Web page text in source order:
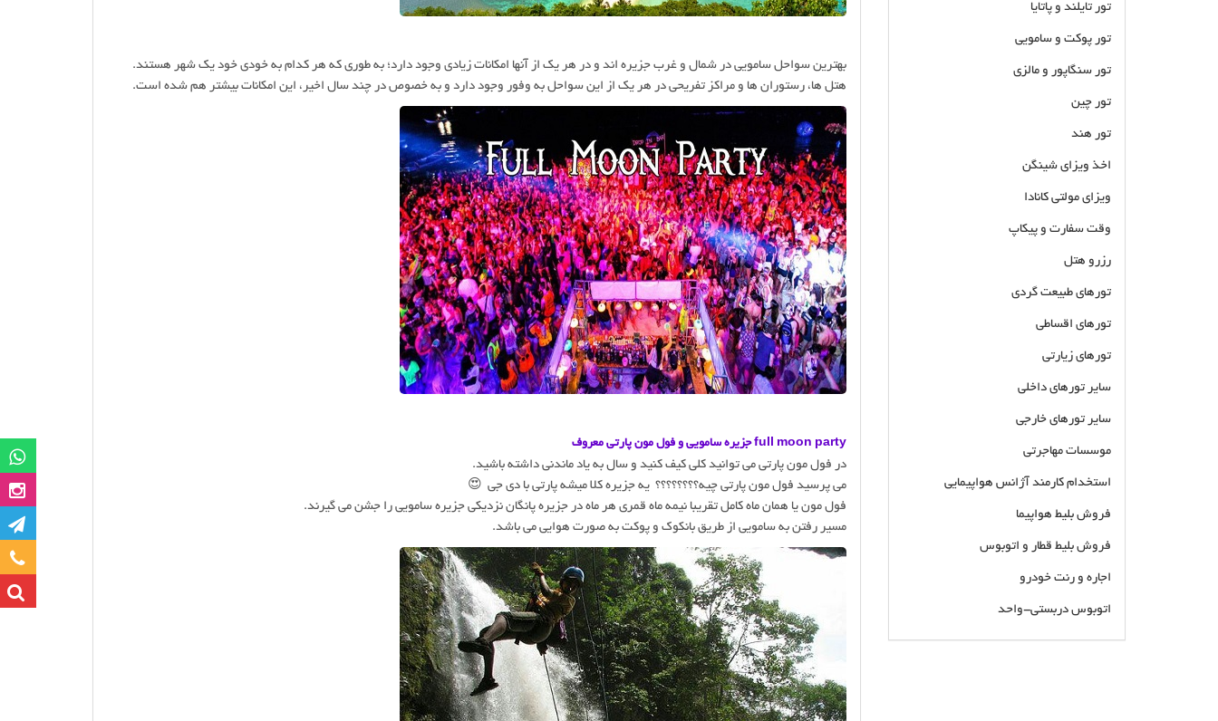
بهترین سواحل سامویی در شمال و غرب جزیره اند و در هر یک از آنها امکانات زیادی وجود دارد؛ به طوری که هر کدام به خودی خود یک شهر هستند.
هتل ها، رستوران ها و مراکز تفریحی در هر یک از این سواحل به وفور وجود دارد و به خصوص در چند سال اخیر، این امکانات بیشتر هم شده است.
full moon party جزیره سامویی و فول مون پارتی معروف
در فول مون پارتی می توانید کلی کیف کنید و سال به یاد ماندنی داشته باشید.
می پرسید فول مون پارتی چیه؟؟؟؟؟؟؟؟ یه جزیره کلا میشه پارتی با دی جی 😍
فول مون یا همان ماه کامل تقریبا نیمه ماه قمری هر ماه در جزیره پانگان نزدیکی جزیره سامویی را جشن می گیرند.
مسیر رفتن به سامویی از طریق بانکوک و پوکت به صورت هوایی می باشد.
تور تایلند و پاتایا
تور پوکت و سامویی
تور سنگاپور و مالزی
تور چین
تور هند
اخذ ویزای شینگن
ویزای مولتی کانادا
وقت سفارت و پیکاپ
رزرو هتل
تورهای طبیعت گردی
تورهای اقساطی
تورهای زیارتی
سایر تورهای داخلی
سایر تورهای خارجی
موسسات مهاجرتی
استخدام کارمند آژانس هواپیمایی
فروش بلیط هواپیما
فروش بلیط قطار و اتوبوس
اجاره و رنت خودرو
اتوبوس دربستی-واحد